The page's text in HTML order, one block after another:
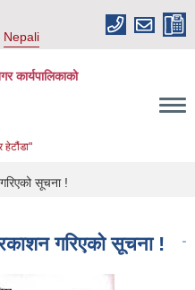
Nepali
कार्यपालिकाको
हेटौंडा"
सूचना !
गरिएको सूचना !